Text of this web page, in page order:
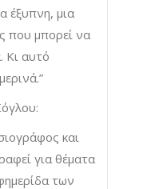
έξυπνη, μια
που μπορεί να
Κι αυτό
και
για θέματα
των